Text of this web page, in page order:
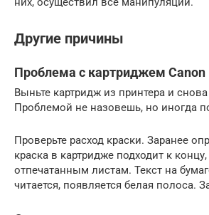
Другие причины
Проблема с картриджем Canon
Выньте картридж из принтера и снова
Проблемой не назовешь, но иногда
Проверьте расход краски. Заранее
краска в картридже подходит к
отпечатанным листам. Текст на
читается, появляется белая полоса.